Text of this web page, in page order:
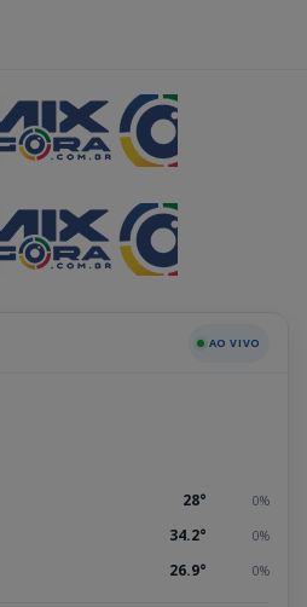
AO VIVO
28° 0%
34.2° 0%
26.9° 0%